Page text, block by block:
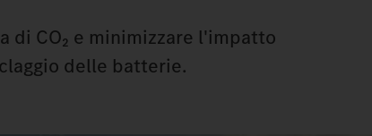
di CO₂ e minimizzare l'impatto
delle batterie.